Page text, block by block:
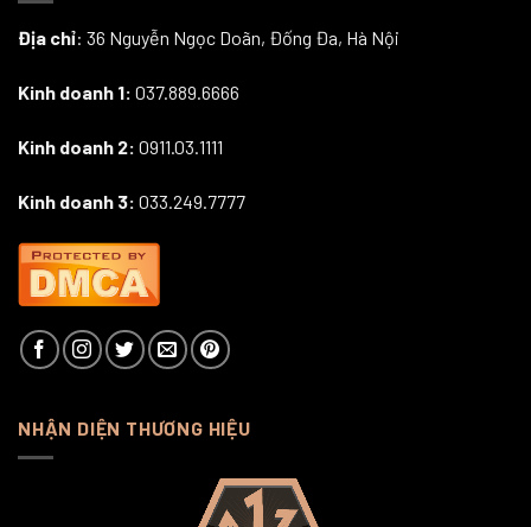
Địa chỉ: 36 Nguyễn Ngọc Doãn, Đống Đa, Hà Nội
Kinh doanh 1: 037.889.6666
Kinh doanh 2: 0911.03.1111
Kinh doanh 3: 033.249.7777
NHẬN DIỆN THƯƠNG HIỆU